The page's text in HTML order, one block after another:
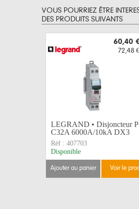
VOUS POURRIEZ ÊTRE
DES PRODUITS SUIVANTS
60,40
72,48 €
LEGRAND • Disjoncteur
C32A 6000A/10kA DX3
Réf : 407703
Disponible
ajouter au panier voir le